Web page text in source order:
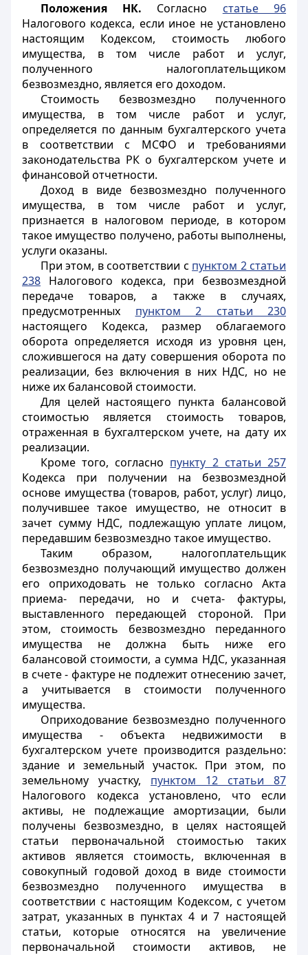
Положения НК. Согласно статье 96
Налогового кодекса, если иное не установлено
настоящим Кодексом, стоимость любого
имущества, в том числе работ и услуг,
полученного налогоплательщиком
безвозмездно, является его доходом.
Стоимость безвозмездно полученного
имущества, в том числе работ и услуг,
определяется по данным бухгалтерского учета
в соответствии с МСФО и требованиями
законодательства РК о бухгалтерском учете и
финансовой отчетности.
Доход в виде безвозмездно полученного
имущества, в том числе работ и услуг,
признается в налоговом периоде, в котором
такое имущество получено, работы выполнены,
услуги оказаны.
При этом, в соответствии с пунктом 2 статьи
238 Налогового кодекса, при безвозмездной
передаче товаров, а также в случаях,
предусмотренных пунктом 2 статьи 230
настоящего Кодекса, размер облагаемого
оборота определяется исходя из уровня цен,
сложившегося на дату совершения оборота по
реализации, без включения в них НДС, но не
ниже их балансовой стоимости.
Для целей настоящего пункта балансовой
стоимостью является стоимость товаров,
отраженная в бухгалтерском учете, на дату их
реализации.
Кроме того, согласно пункту 2 статьи 257
Кодекса при получении на безвозмездной
основе имущества (товаров, работ, услуг) лицо,
получившее такое имущество, не относит в
зачет сумму НДС, подлежащую уплате лицом,
передавшим безвозмездно такое имущество.
Таким образом, налогоплательщик
безвозмездно получающий имущество должен
его оприходовать не только согласно Акта
приема- передачи, но и счета- фактуры,
выставленного передающей стороной. При
этом, стоимость безвозмездно переданного
имущества не должна быть ниже его
балансовой стоимости, а сумма НДС, указанная
в счете - фактуре не подлежит отнесению зачет,
а учитывается в стоимости полученного
имущества.
Оприходование безвозмездно полученного
имущества - объекта недвижимости в
бухгалтерском учете производится раздельно:
здание и земельный участок. При этом, по
земельному участку, пунктом 12 статьи 87
Налогового кодекса установлено, что если
активы, не подлежащие амортизации, были
получены безвозмездно, в целях настоящей
статьи первоначальной стоимостью таких
активов является стоимость, включенная в
совокупный годовой доход в виде стоимости
безвозмездно полученного имущества в
соответствии с настоящим Кодексом, с учетом
затрат, указанных в пунктах 4 и 7 настоящей
статьи, которые относятся на увеличение
первоначальной стоимости активов, не